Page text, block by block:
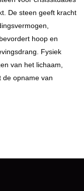
De steen geeft kracht
hoop en
Fysiek
van het lichaam,
de opname van